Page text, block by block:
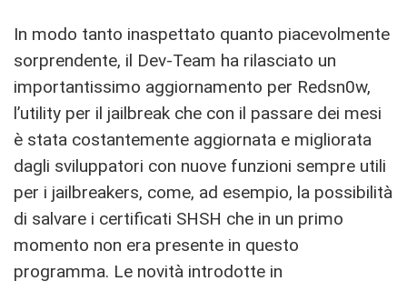
In modo tanto inaspettato quanto piacevolmente
sorprendente, il Dev-Team ha rilasciato un
importantissimo aggiornamento per Redsn0w,
l’utility per il jailbreak che con il passare dei mesi
è stata costantemente aggiornata e migliorata
dagli sviluppatori con nuove funzioni sempre utili
per i jailbreakers, come, ad esempio, la possibilità
di salvare i certificati SHSH che in un primo
momento non era presente in questo
programma. Le novità introdotte in